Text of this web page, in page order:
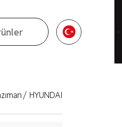
/ HYUNDAI